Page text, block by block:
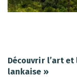
Découvrir l’art
lankaise »